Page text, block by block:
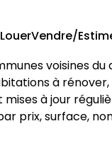
LouerVendre/
voisines
à
mises à jour
prix, surface,